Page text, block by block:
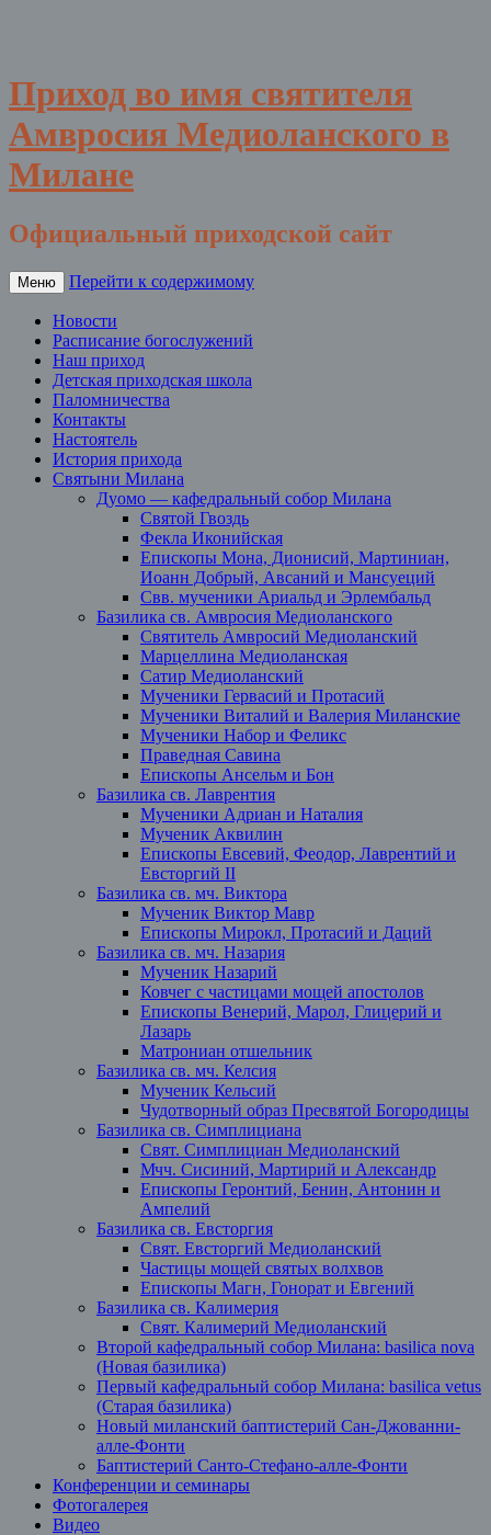
Приход во имя святителя
Амвросия Медиоланского в
Милане
Официальный приходской сайт
Меню Перейти к содержимому
Новости
Расписание богослужений
Наш приход
Детская приходская школа
Паломничества
Контакты
Настоятель
История прихода
Святыни Милана
Дуомо — кафедральный собор Милана
Святой Гвоздь
Фекла Иконийская
Епископы Мона, Дионисий, Мартиниан,
Иоанн Добрый, Авсаний и Мансуеций
Свв. мученики Ариальд и Эрлембальд
Базилика св. Амвросия Медиоланского
Святитель Амвросий Медиоланский
Марцеллина Медиоланская
Сатир Медиоланский
Мученики Гервасий и Протасий
Мученики Виталий и Валерия Миланские
Мученики Набор и Феликс
Праведная Савина
Епископы Ансельм и Бон
Базилика св. Лаврентия
Мученики Адриан и Наталия
Мученик Аквилин
Епископы Евсевий, Феодор, Лаврентий и
Евсторгий II
Базилика св. мч. Виктора
Мученик Виктор Мавр
Епископы Мирокл, Протасий и Даций
Базилика св. мч. Назария
Мученик Назарий
Ковчег с частицами мощей апостолов
Епископы Венерий, Марол, Глицерий и
Лазарь
Матрониан отшельник
Базилика св. мч. Келсия
Мученик Кельсий
Чудотворный образ Пресвятой Богородицы
Базилика св. Симплициана
Свят. Симплициан Медиоланский
Мчч. Сисиний, Мартирий и Александр
Епископы Геронтий, Бенин, Антонин и
Ампелий
Базилика св. Евсторгия
Свят. Евсторгий Медиоланский
Частицы мощей святых волхвов
Епископы Магн, Гонорат и Евгений
Базилика св. Калимерия
Свят. Калимерий Медиоланский
Второй кафедральный собор Милана: basilica nova
(Новая базилика)
Первый кафедральный собор Милана: basilica vetus
(Старая базилика)
Новый миланский баптистерий Сан-Джованни-
алле-Фонти
Баптистерий Санто-Стефано-алле-Фонти
Конференции и семинары
Фотогалерея
Видео